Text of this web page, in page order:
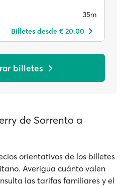
35m
Billetes desde € 20.00
billetes
de Sorrento a
orientativos de los billetes
Averigua cuánto valen
las tarifas familiares y el